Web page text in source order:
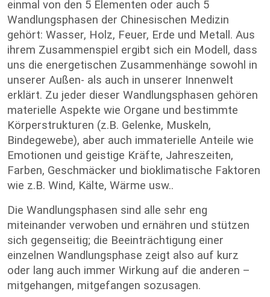
einmal von den 5 Elementen oder auch 5
Wandlungsphasen der Chinesischen Medizin
gehört: Wasser, Holz, Feuer, Erde und Metall. Aus
ihrem Zusammenspiel ergibt sich ein Modell, dass
uns die energetischen Zusammenhänge sowohl in
unserer Außen- als auch in unserer Innenwelt
erklärt. Zu jeder dieser Wandlungsphasen gehören
materielle Aspekte wie Organe und bestimmte
Körperstrukturen (z.B. Gelenke, Muskeln,
Bindegewebe), aber auch immaterielle Anteile wie
Emotionen und geistige Kräfte, Jahreszeiten,
Farben, Geschmäcker und bioklimatische Faktoren
wie z.B. Wind, Kälte, Wärme usw..
Die Wandlungsphasen sind alle sehr eng
miteinander verwoben und ernähren und stützen
sich gegenseitig; die Beeinträchtigung einer
einzelnen Wandlungsphase zeigt also auf kurz
oder lang auch immer Wirkung auf die anderen –
mitgehangen, mitgefangen sozusagen.